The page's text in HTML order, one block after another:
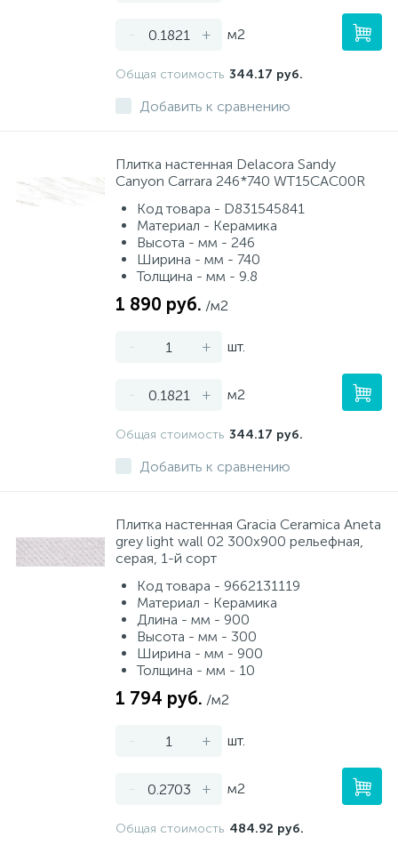
- + м2
Общая стоимость 344.17 руб.
Добавить к сравнению
Плитка настенная Delacora Sandy
Canyon Carrara 246*740 WT15CAC00R
Код товара - D831545841
Материал - Керамика
Высота - мм - 246
Ширина - мм - 740
Толщина - мм - 9.8
1 890 руб. /м2
- + шт.
- + м2
Общая стоимость 344.17 руб.
Добавить к сравнению
Плитка настенная Gracia Ceramica Aneta
grey light wall 02 300x900 рельефная,
серая, 1-й сорт
Код товара - 9662131119
Материал - Керамика
Длина - мм - 900
Высота - мм - 300
Ширина - мм - 900
Толщина - мм - 10
1 794 руб. /м2
- + шт.
- + м2
Общая стоимость 484.92 руб.